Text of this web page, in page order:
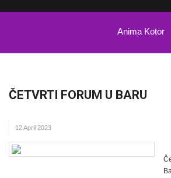
Anima Kotor
ČETVRTI FORUM U BARU
12 April 2023